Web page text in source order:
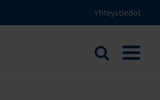
Yhteystiedot
Etsi